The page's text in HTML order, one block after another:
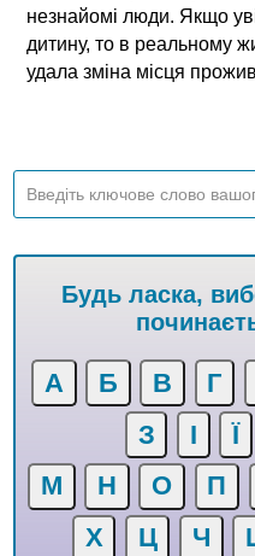
незнайомі люди. Якщо
дитину, то в реальному
удала зміна місця
Будь ласка,
А Б В Г
З
І Ї
М
Н О П
Х
Ц Ч